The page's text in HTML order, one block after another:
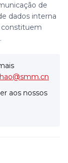
de
dados interna
constituem
aos nossos